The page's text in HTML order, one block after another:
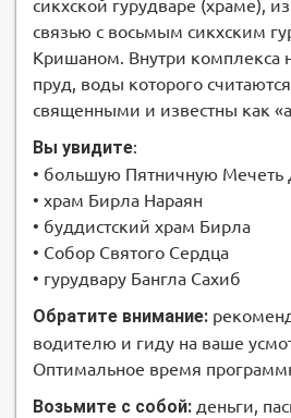
сикхской гурудваре (храме),
связью с восьмым сикхским
Кришаном. Внутри комплекса
пруд, воды которого
священными и известны как
Вы увидите:
• большую Пятничную
• храм Бирла Нараян
• буддистский храм Бирла
• Собор Святого Сердца
• гурудвару Бангла Сахиб
Обратите внимание:
водителю и гиду на ваше
Оптимальное время
Возьмите с собой: деньги,